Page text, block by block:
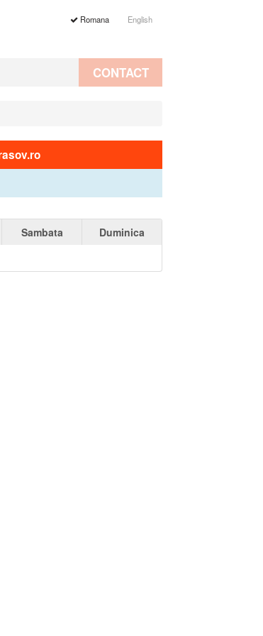
Romana English
CONTACT
Sambata Duminica